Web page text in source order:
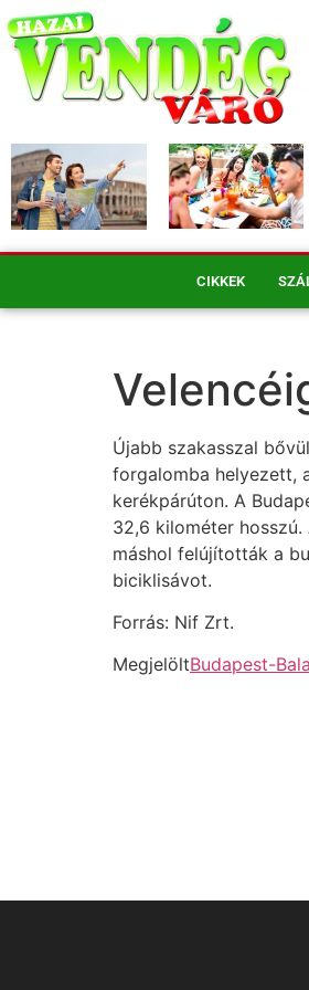
CIKKEK
Újabb szakasszal
forgalomba helyezett,
kerékpárúton. A
32,6 kilométer
máshol felújították a
biciklisávot.
Forrás: Nif Zrt.
MegjelöltBudapest-